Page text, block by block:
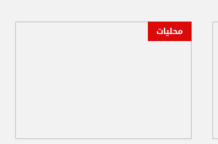
محليات